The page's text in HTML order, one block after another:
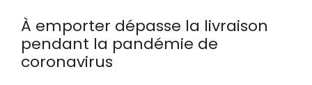
À emporter dépasse la livraison
pendant la pandémie de
coronavirus